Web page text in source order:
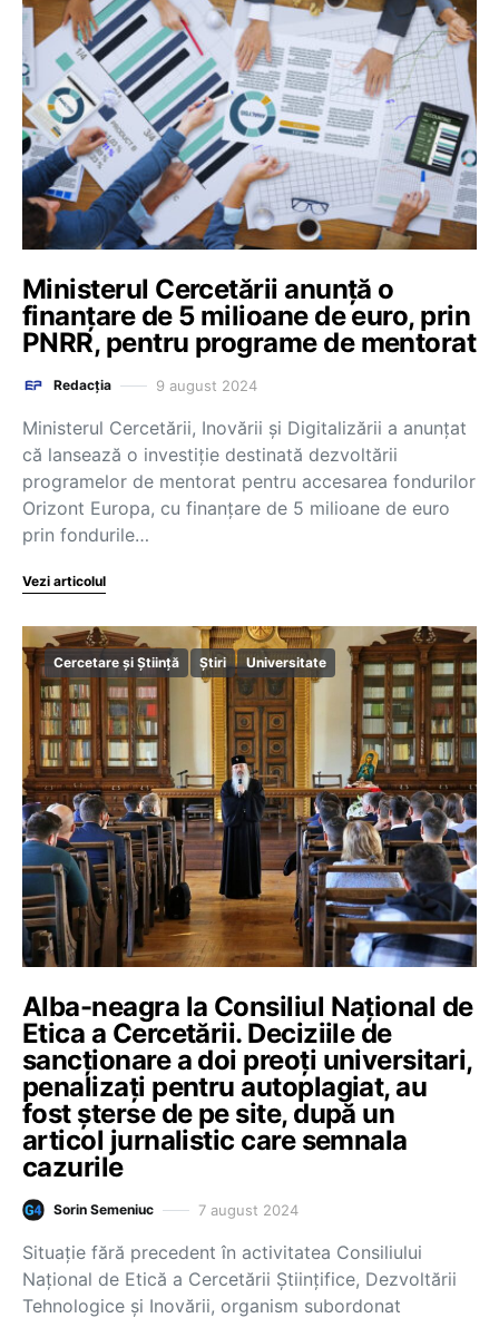
Ministerul Cercetării anunță o
finanțare de 5 milioane de euro, prin
PNRR, pentru programe de mentorat
Redacția 9 august 2024
Ministerul Cercetării, Inovării și Digitalizării a anunțat
că lansează o investiție destinată dezvoltării
programelor de mentorat pentru accesarea fondurilor
Orizont Europa, cu finanțare de 5 milioane de euro
prin fondurile…
Vezi articolul
Cercetare și Știință Știri Universitate
Alba-neagra la Consiliul Național de
Etica a Cercetării. Deciziile de
sancționare a doi preoți universitari,
penalizați pentru autoplagiat, au
fost șterse de pe site, după un
articol jurnalistic care semnala
cazurile
Sorin Semeniuc 7 august 2024
Situație fără precedent în activitatea Consiliului
Național de Etică a Cercetării Ştiinţifice, Dezvoltării
Tehnologice şi Inovării, organism subordonat